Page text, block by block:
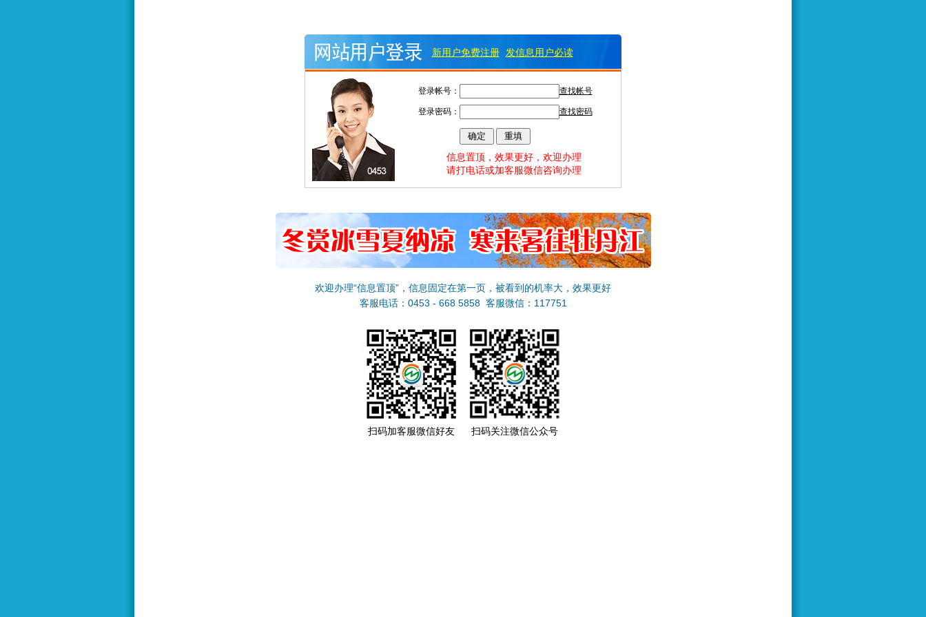
新用户免费注册 发信息用户必读
登录帐号： 查找帐号
登录密码： 查找密码
信息置顶，效果更好，欢迎办理
请打电话或加客服微信咨询办理
欢迎办理“信息置顶”，信息固定在第一页，被看到的机率大，效果更好
客服电话：0453 - 668 5858 客服微信：117751
扫码加客服微信好友 扫码关注微信公众号